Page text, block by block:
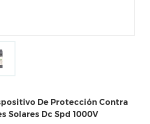
De Protección Contra
Solares Dc Spd 1000V